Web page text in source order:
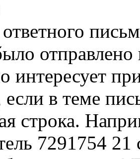
интересует
если в теме
строка.
7291754 21